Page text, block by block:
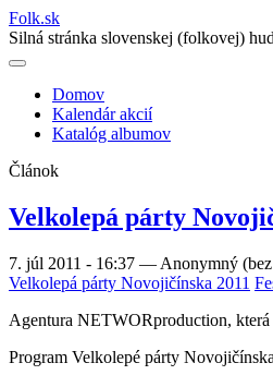
Folk.sk
Silná stránka slovenskej (folkovej)
Main
navigation
Domov
Kalendár akcií
Katalóg albumov
Článok
Velkolepá párty
7. júl 2011 - 16:37 — Anonymný
Velkolepá párty Novojičínska 2011
Agentura NETWORproduction, která
Program Velkolepé párty